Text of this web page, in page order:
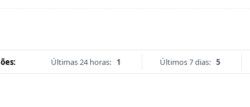
Últimas 24 horas: 1 Últimos 7 dias: 5